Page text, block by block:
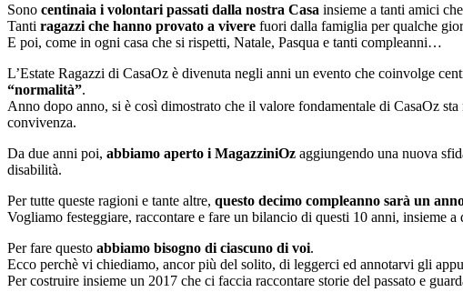
Sono centinaia i volontari passati dalla nostra Casa insieme a tanti amici
Tanti ragazzi che hanno provato a vivere fuori dalla famiglia per qualche
E poi, come in ogni casa che si rispetti, Natale, Pasqua e tanti compleanni…
L’Estate Ragazzi di CasaOz è divenuta negli anni un evento che coinvolge
“normalità”.
Anno dopo anno, si è così dimostrato che il valore fondamentale di CasaOz
convivenza.
Da due anni poi, abbiamo aperto i MagazziniOz aggiungendo una nuova
disabilità.
Per tutte queste ragioni e tante altre, questo decimo compleanno sarà un
Vogliamo festeggiare, raccontare e fare un bilancio di questi 10 anni, insieme
Per fare questo abbiamo bisogno di ciascuno di voi.
Ecco perchè vi chiediamo, ancor più del solito, di leggerci ed annotarvi gli
Per costruire insieme un 2017 che ci faccia raccontare storie del passato e